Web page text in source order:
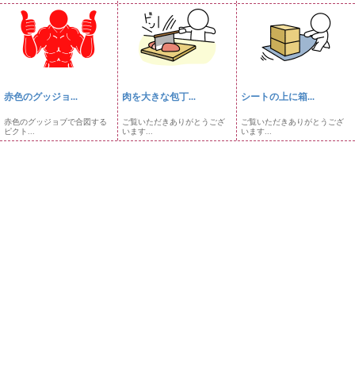
赤色のグッジョ...
赤色のグッジョブで合図する
ピクト...
肉を大きな包丁...
ご覧いただきありがとうござ
います...
シートの上に箱...
ご覧いただきありがとうござ
います...